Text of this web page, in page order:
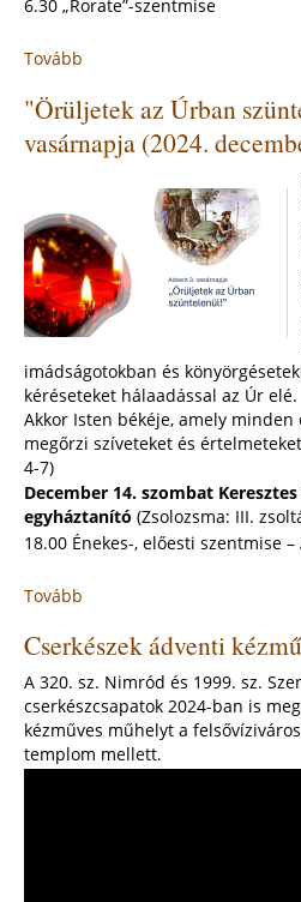
6.30 „Rorate”-szentmise
Tovább
natus
in
Bethlehem"
KARÁCSONY
A
SZENT
ANNA
TEMPLOMBAN
"Örüljetek az Úrban
vasárnapja (2024.
imádságotokban és
kéréseteket hálaadással az Úr elé.
Akkor Isten békéje, amely
megőrzi szíveteket és
4-7)
December 14. szombat
egyháztanító (Zsolozsma: III.
18.00 Énekes-, előesti szentmise
Tovább
az
szüntelenül!"
-
Advent
3.
Cserkészek ádventi
A 320. sz. Nimród és 1999. sz.
cserkészcsapatok 2024-ban is
kézműves műhelyt a
templom mellett.